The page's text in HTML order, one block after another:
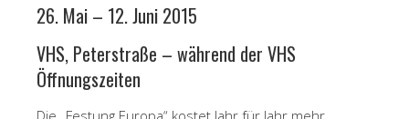
26. Mai – 12. Juni 2015
VHS, Peterstraße – während der VHS
Öffnungszeiten
Die „Festung Europa“ kostet Jahr für Jahr mehr